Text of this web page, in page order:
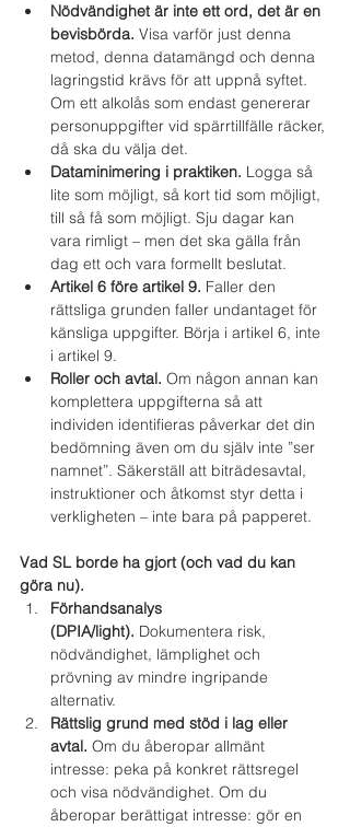
Nödvändighet är inte ett ord, det är en
bevisbörda. Visa varför just denna
metod, denna datamängd och denna
lagringstid krävs för att uppnå syftet.
Om ett alkolås som endast genererar
personuppgifter vid spärrtillfälle räcker,
då ska du välja det.
Dataminimering i praktiken. Logga så
lite som möjligt, så kort tid som möjligt,
till så få som möjligt. Sju dagar kan
vara rimligt – men det ska gälla från
dag ett och vara formellt beslutat.
Artikel 6 före artikel 9. Faller den
rättsliga grunden faller undantaget för
känsliga uppgifter. Börja i artikel 6, inte
i artikel 9.
Roller och avtal. Om någon annan kan
komplettera uppgifterna så att
individen identifieras påverkar det din
bedömning även om du själv inte ”ser
namnet”. Säkerställ att biträdesavtal,
instruktioner och åtkomst styr detta i
verkligheten – inte bara på papperet.
Vad SL borde ha gjort (och vad du kan
göra nu).
Förhandsanalys
(DPIA/light). Dokumentera risk,
nödvändighet, lämplighet och
prövning av mindre ingripande
alternativ.
Rättslig grund med stöd i lag eller
avtal. Om du åberopar allmänt
intresse: peka på konkret rättsregel
och visa nödvändighet. Om du
åberopar berättigat intresse: gör en